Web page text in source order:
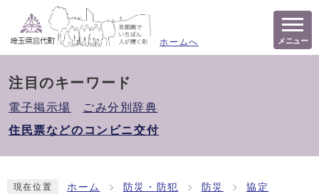
ホームへ メニュー
注目のキーワード
電子掲示場
ごみ分別辞典
住民票などのコンビニ交付
現在位置 ホーム 防災・防犯 防災 協定